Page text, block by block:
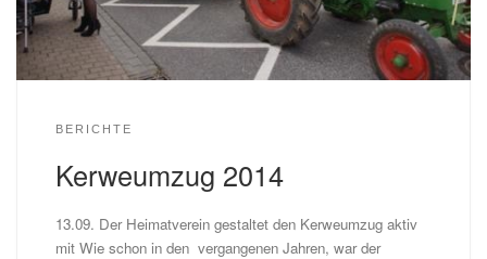
BERICHTE
Kerweumzug 2014
13.09. Der Heimatverein gestaltet den Kerweumzug aktiv
mit Wie schon in den vergangenen Jahren, war der